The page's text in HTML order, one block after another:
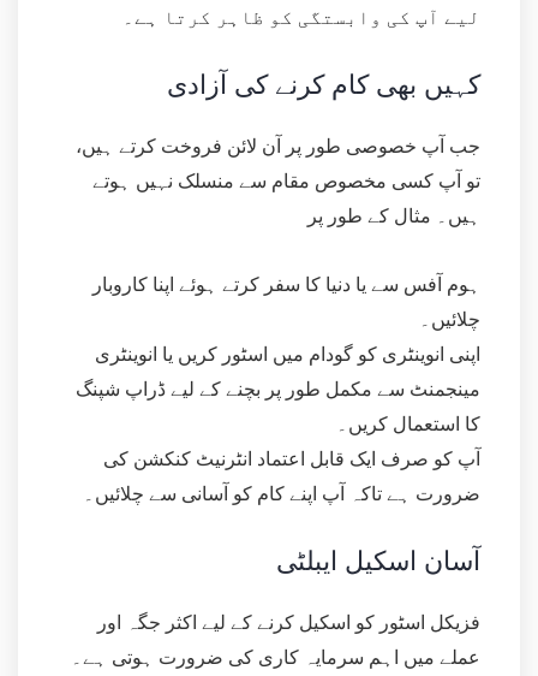
لیے آپ کی وابستگی کو ظاہر کرتا ہے۔
کہیں بھی کام کرنے کی آزادی
جب آپ خصوصی طور پر آن لائن فروخت کرتے ہیں،
تو آپ کسی مخصوص مقام سے منسلک نہیں ہوتے
ہیں۔ مثال کے طور پر
ہوم آفس سے یا دنیا کا سفر کرتے ہوئے اپنا کاروبار
چلائیں۔
اپنی انوینٹری کو گودام میں اسٹور کریں یا انوینٹری
مینجمنٹ سے مکمل طور پر بچنے کے لیے ڈراپ شپنگ
کا استعمال کریں۔
آپ کو صرف ایک قابل اعتماد انٹرنیٹ کنکشن کی
ضرورت ہے تاکہ آپ اپنے کام کو آسانی سے چلائیں۔
آسان اسکیل ایبلٹی
فزیکل اسٹور کو اسکیل کرنے کے لیے اکثر جگہ اور
عملے میں اہم سرمایہ کاری کی ضرورت ہوتی ہے۔